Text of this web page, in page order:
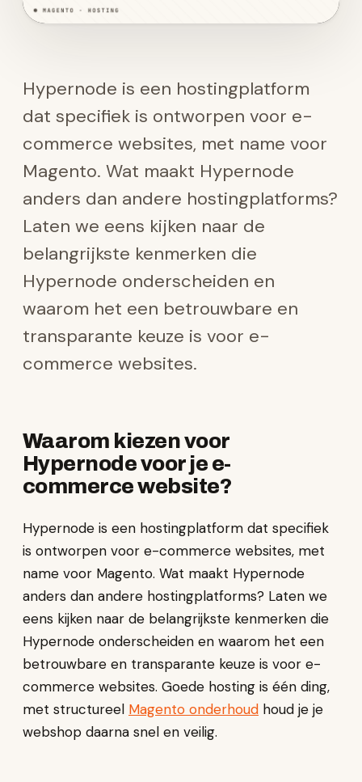
Hypernode is een hostingplatform
dat specifiek is ontworpen voor e-
commerce websites, met name voor
Magento. Wat maakt Hypernode
anders dan andere hostingplatforms?
Laten we eens kijken naar de
belangrijkste kenmerken die
Hypernode onderscheiden en
waarom het een betrouwbare en
transparante keuze is voor e-
commerce websites.
Waarom kiezen voor
Hypernode voor je e-
commerce website?
Hypernode is een hostingplatform dat specifiek
is ontworpen voor e-commerce websites, met
name voor Magento. Wat maakt Hypernode
anders dan andere hostingplatforms? Laten we
eens kijken naar de belangrijkste kenmerken die
Hypernode onderscheiden en waarom het een
betrouwbare en transparante keuze is voor e-
commerce websites. Goede hosting is één ding,
met structureel Magento onderhoud houd je je
webshop daarna snel en veilig.